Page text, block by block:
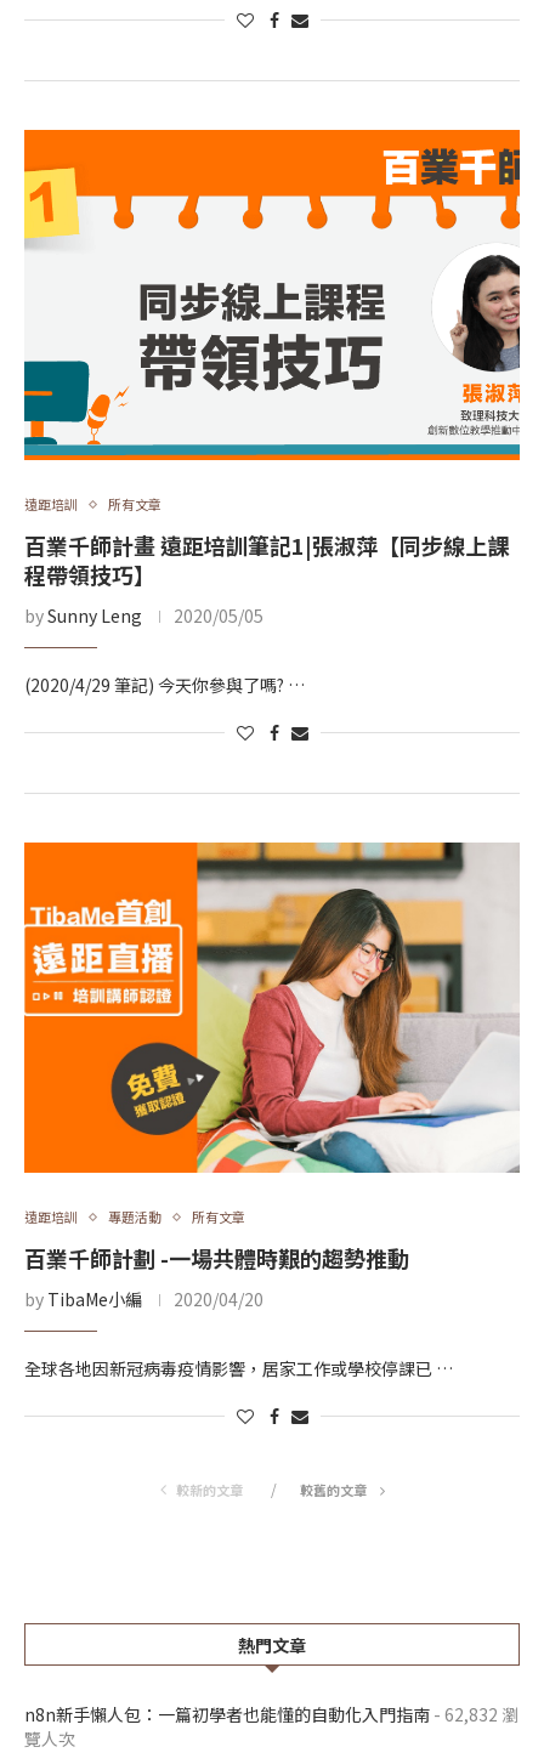
遠距培訓 所有文章
百業千師計畫 遠距培訓筆記1|張淑萍【同步線上課
程帶領技巧】
bySunny Leng 2020/05/05
(2020/4/29 筆記) 今天你參與了嗎? …
遠距培訓 專題活動 所有文章
百業千師計劃 -一場共體時艱的趨勢推動
by TibaMe小編 2020/04/20
全球各地因新冠病毒疫情影響，居家工作或學校停課已 …
較新的文章 較舊的文章
熱門文章
n8n新手懶人包：一篇初學者也能懂的自動化入門指南 - 62,832 瀏
覽人次